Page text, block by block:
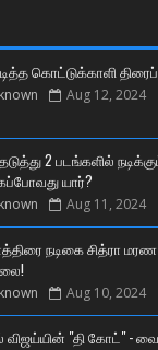
கொட்டுக்காளி
Aug 12, 2024
2 படங்களில்
யார்?
Aug 11, 2024
நடிகை சித்ரா
Aug 10, 2024
விஜய்யின் "தி கோட்" -